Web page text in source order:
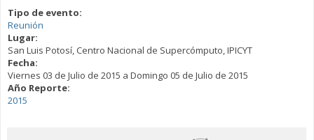
Tipo de evento:
Reunión
Lugar:
San Luis Potosí, Centro Nacional de Supercómputo, IPICYT
Fecha:
Viernes 03 de Julio de 2015 a Domingo 05 de Julio de 2015
Año Reporte:
2015